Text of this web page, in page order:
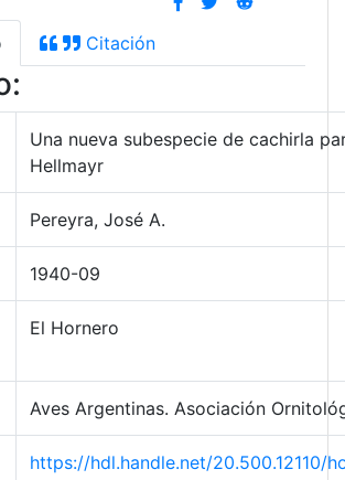
Citación
Una nueva subespecie de cachirla
Hellmayr
Pereyra, José A.
1940-09
El Hornero
Aves Argentinas. Asociación
https://hdl.handle.net/20.500.12110/